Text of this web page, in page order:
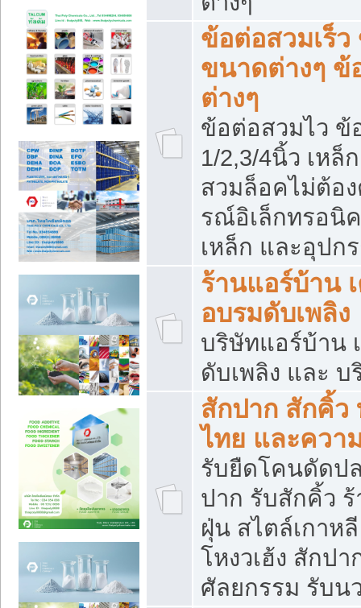
ข้อต่อสวมเร็
ขนาดต่างๆ ข้
ต่างๆ
ข้อต่อสวมไว ข้
1/2,3/4นิ้ว เหล็
สวมล็อคไม่ต้อ
รณ์อิเล็กทรอนิ
เหล็ก และอุปก
ร้านแอร์บ้าน
อบรมดับเพลิง
บริษัทแอร์บ้าน
ดับเพลิง และ
สักปาก สักคิ้
ไทย และควา
รับยืดโคนดัดป
ปาก รับสักคิ้ว
ฝุ่น สไตล์เกาห
โหงวเฮ้ง สักป
ศัลยกรรม รับน